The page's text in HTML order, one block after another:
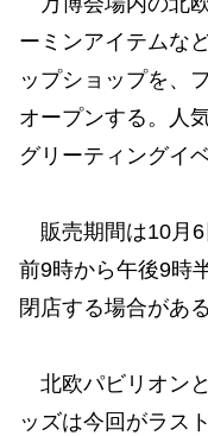
ーミンアイテムな
ップショップを、
オープンする。人
グリーティングイ
販売期間は10月6
前9時から午後9時
閉店する場合がある
北欧パビリオン
ッズは今回がラス